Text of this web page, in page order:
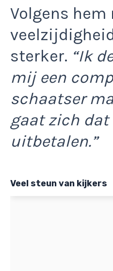
Volgens
sterker. “Ik
mij een
schaatser
gaat zich dat
uitbetalen.”
Veel steun van kijkers